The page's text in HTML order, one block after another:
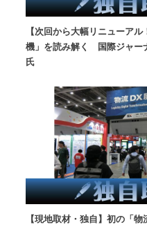
【次回から大幅リニューア
機」を読み解く 国際ジャー
氏
【現地取材・独自】初の「